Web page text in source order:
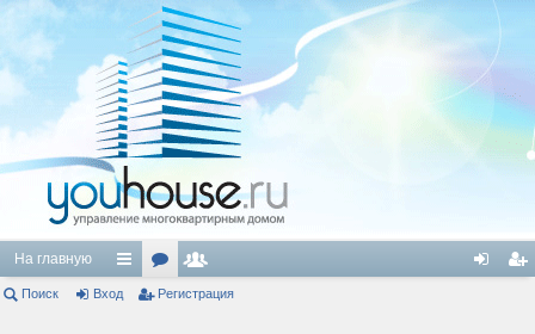
На главную
с ор ол
Поиск Вход Регистрация